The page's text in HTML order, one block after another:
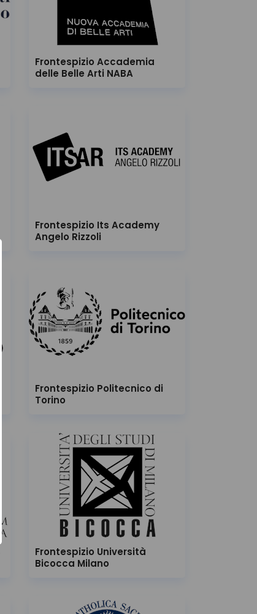
Frontespizio Accademia
delle Belle Arti NABA
Frontespizio Its Academy
Angelo Rizzoli
Frontespizio Politecnico di
Torino
Frontespizio Università
Bicocca Milano